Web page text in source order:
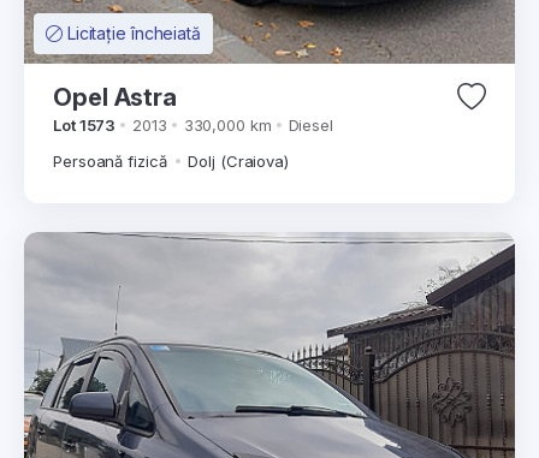
Licitație încheiată
Opel Astra
Lot 1573 2013 330,000 km
Diesel
Persoană fizică
Dolj (Craiova)